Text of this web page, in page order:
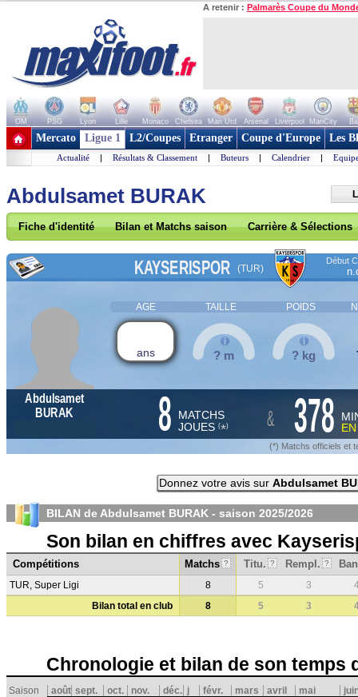
A retenir : Palmarès Coupe du
OM PSG Lyon Lille Monaco Chelsea Man Utd Arsenal Liverpool ManCity
+ de clubs
Mercato Ligue 1 L2/Coupes Etranger Coupe d'Europe Les
Actualité | Résultats & Classement | Buteurs | Calendrier |
Abdulsamet BURAK
Fiche d'identité Bilan et Matchs saison Carrière & Sélections
KAYSERISPOR (TUR)
Début
AGE TAILLE POIDS
ans ? m ? kg
Abdulsamet
BURAK
8 MATCHS
JOUES (*) & 378
(*) Matchs officiels et
Donnez votre avis sur Abdulsamet
BILAN de Abdulsamet BURAK - saison 2025/2026
Son bilan en chiffres avec
Compétitions Matchs ? Titu. ? Rempl. ?
TUR, Super Ligi 8 5 3
Bilan total en club
8 5 3
Chronologie et bilan de son temps
Saison août sept. oct. nov. déc. j févr. mars avril mai